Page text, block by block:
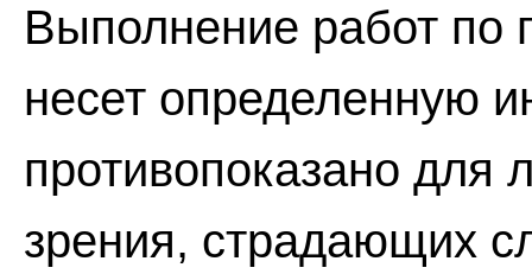
Выполнение работ по
несет определенную
противопоказано для
зрения, страдающих